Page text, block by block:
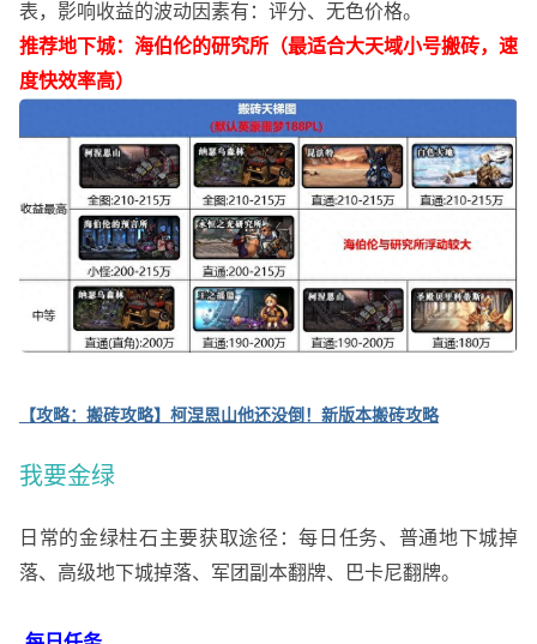
表，影响收益的波动因素有：评分、无色价格。
推荐地下城：海伯伦的研究所（最适合大天域小号搬砖，速
度快效率高）
【攻略：搬砖攻略】柯涅恩山他还没倒！新版本搬砖攻略
我要金绿
日常的金绿柱石主要获取途径：每日任务、普通地下城掉
落、高级地下城掉落、军团副本翻牌、巴卡尼翻牌。